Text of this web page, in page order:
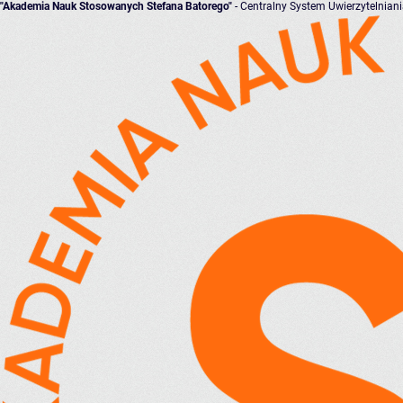
"Akademia Nauk Stosowanych Stefana Batorego" - Centralny System